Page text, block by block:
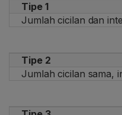
Tipe 1
Jumlah cicilan dan
Tipe 2
Jumlah cicilan sama,